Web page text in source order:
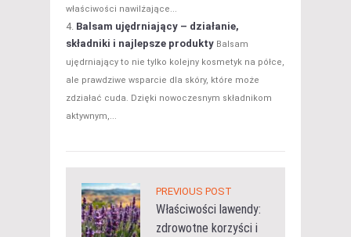
właściwości nawilżające...
Balsam ujędrniający – działanie,
składniki i najlepsze produkty Balsam
ujędrniający to nie tylko kolejny kosmetyk na półce,
ale prawdziwe wsparcie dla skóry, które może
zdziałać cuda. Dzięki nowoczesnym składnikom
aktywnym,...
PREVIOUS POST
Właściwości lawendy:
zdrowotne korzyści i